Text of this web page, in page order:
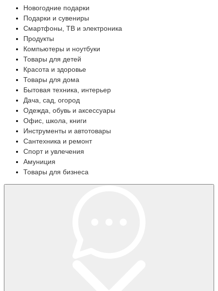
Новогодние подарки
Подарки и сувениры
Смартфоны, ТВ и электроника
Продукты
Компьютеры и ноутбуки
Товары для детей
Красота и здоровье
Товары для дома
Бытовая техника, интерьер
Дача, сад, огород
Одежда, обувь и аксессуары
Офис, школа, книги
Инструменты и автотовары
Сантехника и ремонт
Спорт и увлечения
Амуниция
Товары для бизнеса